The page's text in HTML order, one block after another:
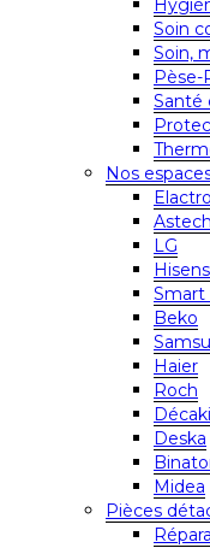
Soin
Soin,
Pèse-
Santé
Nos
Astech
LG
Beko
Haier
Roch
Deska
Midea
Pièces